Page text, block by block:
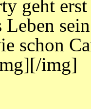
geht
Leben
schon
img]